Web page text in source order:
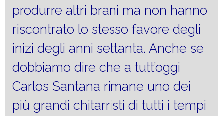
produrre altri brani ma non hanno
riscontrato lo stesso favore degli
inizi degli anni settanta. Anche se
dobbiamo dire che a tutt’oggi
Carlos Santana rimane uno dei
più grandi chitarristi di tutti i tempi